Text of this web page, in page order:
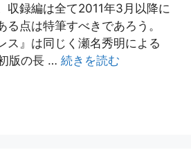
収録編は全て2011年3月以降に
る点は特筆すべきであろう。
ス』は同じく瀬名秀明による
版の長 … 続きを読む